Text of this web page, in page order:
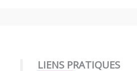
LIENS PRATIQUES